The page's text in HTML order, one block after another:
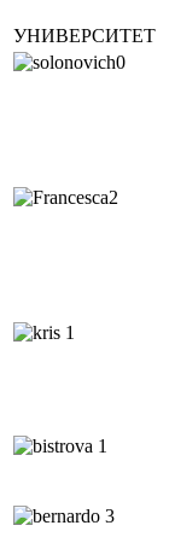
УНИВЕРСИТЕТ